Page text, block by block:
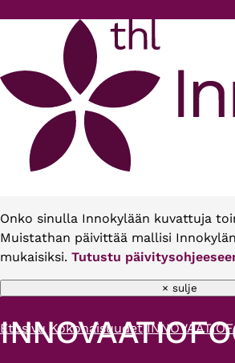
Onko sinulla Innokylään kuvattuja
Muistathan päivittää mallisi
mukaisiksi. Tutustu
× sulje
Murupolku
Etusivu Kokonaisuudet